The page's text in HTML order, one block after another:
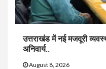
उत्तराखंड में नई मजदूरी
अनिवार्य..
August 8, 2026